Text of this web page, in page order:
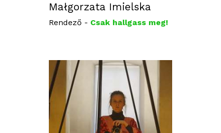
Małgorzata Imielska
Rendező - Csak hallgass meg!